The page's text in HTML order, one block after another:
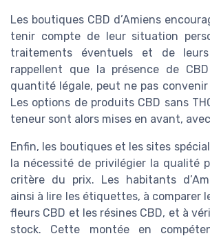
Les boutiques CBD d’Amiens
tenir compte de leur situation
traitements éventuels et de
rappellent que la présence de
quantité légale, peut ne pas
Les options de produits CBD sans
teneur sont alors mises en avant,
Enfin, les boutiques et les sites
la nécessité de privilégier la qualité
critère du prix. Les habitants
ainsi à lire les étiquettes, à comparer
fleurs CBD et les résines CBD, et à
stock. Cette montée en